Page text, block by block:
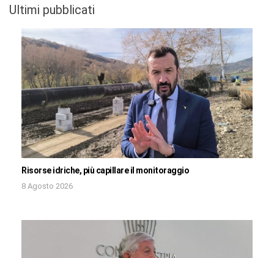
Ultimi pubblicati
Risorse idriche, più capillare il monitoraggio
8 Agosto 2026